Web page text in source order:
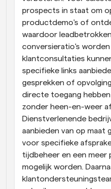
prospects in staat om
productdemo's of
waardoor
conversieratio's
klantconsultaties
specifieke links
gesprekken of
directe toegang
zonder heen-en-weer
Dienstverlenende
aanbieden van op maat
voor specifieke
tijdbeheer en een meer
mogelijk worden.